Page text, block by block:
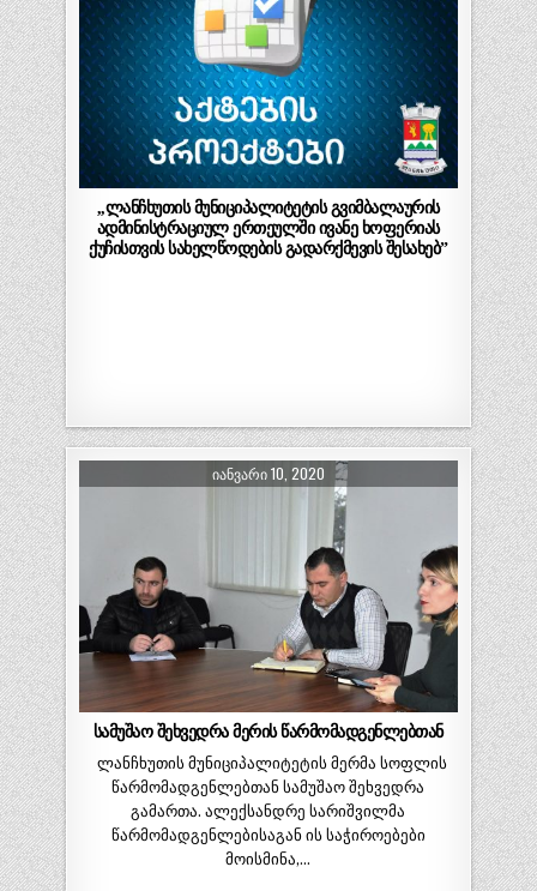
,,ლანჩხუთის მუნიციპალიტეტის გვიმბალაურის
ადმინისტრაციულ ერთეულში ივანე ხოფერიას
ქუჩისთვის სახელწოდების გადარქმევის შესახებ”
ᲘᲐᲜᲕᲐᲠᲘ 10, 2020
სამუშაო შეხვედრა მერის წარმომადგენლებთან
ლანჩხუთის მუნიციპალიტეტის მერმა სოფლის
წარმომადგენლებთან სამუშაო შეხვედრა
გამართა. ალექსანდრე სარიშვილმა
წარმომადგენლებისაგან ის საჭიროებები
მოისმინა,…